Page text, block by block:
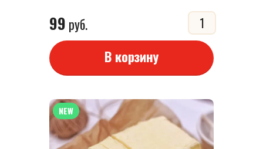
99 руб.
В корзину
NEW